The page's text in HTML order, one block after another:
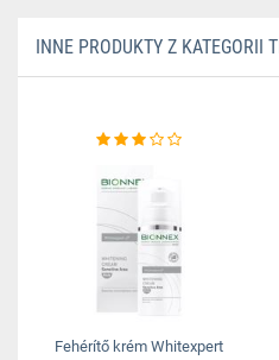
INNE PRODUKTY Z KATEGORII
Fehérítő krém Whitexpert